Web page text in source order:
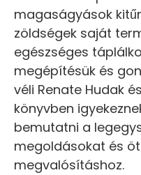
magaságyások
zöldségek saját
egészséges
megépítésük és
véli Renate Hudak
könyvben
bemutatni a
megoldásokat és
megvalósításhoz.